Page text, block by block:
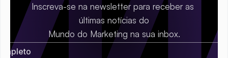
Inscreva-se na newsletter para receber as
últimas notícias do
Mundo do Marketing na sua inbox.